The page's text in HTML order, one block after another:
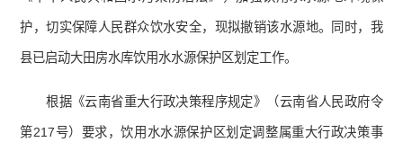
护，切实保障人民群众饮水安全，现拟撤销该水源地。同时，我
县已启动大田房水库饮用水水源保护区划定工作。
根据《云南省重大行政决策程序规定》（云南省人民政府令
第217号）要求，饮用水水源保护区划定调整属重大行政决策事